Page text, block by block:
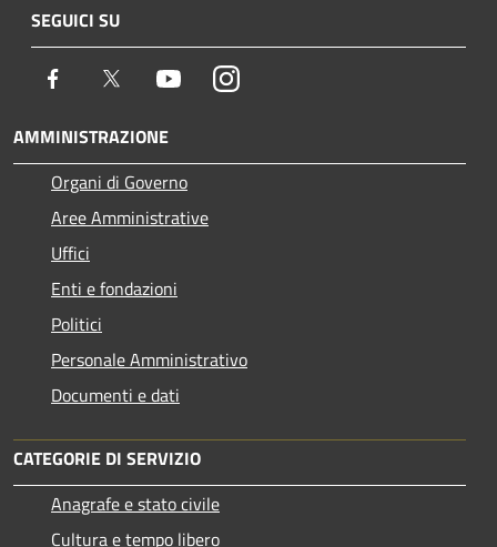
SEGUICI SU
Facebook Twitter YoutubeInstagram
AMMINISTRAZIONE
Organi di Governo
Aree Amministrative
Uffici
Enti e fondazioni
Politici
Personale Amministrativo
Documenti e dati
CATEGORIE DI SERVIZIO
Anagrafe e stato civile
Cultura e tempo libero